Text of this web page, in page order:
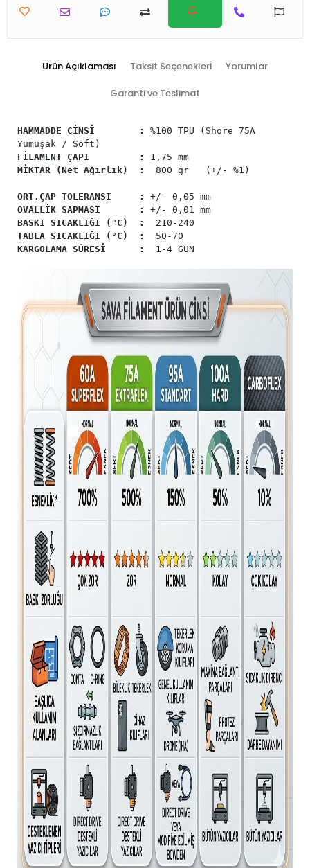
Ürün Açıklaması Taksit Seçenekleri Yorumlar
Garanti ve Teslimat
HAMMADDE CİNSİ :
%100 TPU (Shore 75A
Yumuşak / Soft)
FİLAMENT ÇAPI :
1,75 mm
MİKTAR (Net Ağırlık) :
800 gr (+/- %1)
ORT.ÇAP TOLERANSI :
+/- 0,05 mm
OVALLİK SAPMASI : +/- 0,01 mm
BASKI SICAKLIĞI (°C)
:
210-240
TABLA SICAKLIĞI (°C)
:
50-70
KARGOLAMA SÜRESİ :
1-4 GÜN